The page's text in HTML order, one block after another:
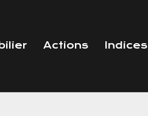
Actions Indices